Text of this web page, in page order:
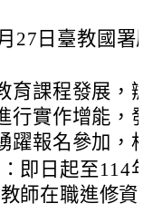
27日臺教國署
育課程發展，
行實作增能，
躍報名參加，
即日起至114
師在職進修資